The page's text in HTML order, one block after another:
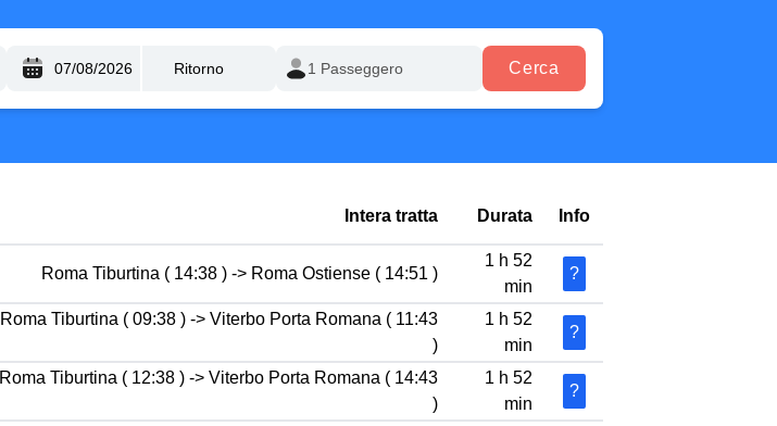
Cerca
Intera tratta Durata Info
Roma Tiburtina ( 14:38 ) -> Roma Ostiense ( 14:51 )
1 h 52
min
?
Roma Tiburtina ( 09:38 ) -> Viterbo Porta Romana ( 11:43
)
1 h 52
min
?
Roma Tiburtina ( 12:38 ) -> Viterbo Porta Romana ( 14:43
)
1 h 52
min
?